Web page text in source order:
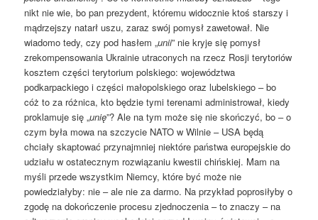
nikt nie wie, bo pan prezydent, któremu widocznie ktoś starszy i
mądrzejszy natarł uszu, zaraz swój pomysł zawetował. Nie
wiadomo tedy, czy pod hasłem „unii” nie kryje się pomysł
zrekompensowania Ukrainie utraconych na rzecz Rosji terytoriów
kosztem części terytorium polskiego: województwa
podkarpackiego i części małopolskiego oraz lubelskiego – bo
cóż to za różnica, kto będzie tymi terenami administrował, kiedy
proklamuje się „unię”? Ale na tym może się nie skończyć, bo – o
czym była mowa na szczycie NATO w Wilnie – USA będą
chciały skaptować przynajmniej niektóre państwa europejskie do
udziału w ostatecznym rozwiązaniu kwestii chińskiej. Mam na
myśli przede wszystkim Niemcy, które być może nie
powiedziałyby: nie – ale nie za darmo. Na przykład poprosiłyby o
zgodę na dokończenie procesu zjednoczenia – to znaczy – na